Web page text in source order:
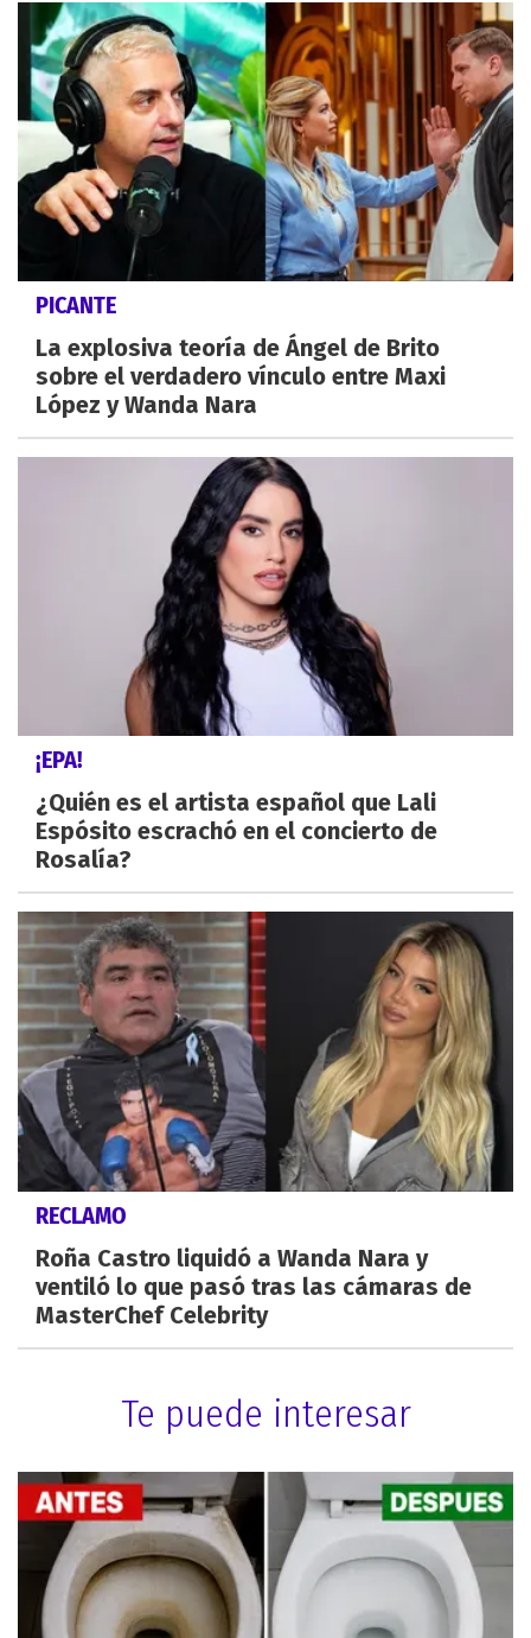
PICANTE
La explosiva teoría de Ángel de Brito
sobre el verdadero vínculo entre Maxi
López y Wanda Nara
¡EPA!
¿Quién es el artista español que Lali
Espósito escrachó en el concierto de
Rosalía?
RECLAMO
Roña Castro liquidó a Wanda Nara y
ventiló lo que pasó tras las cámaras de
MasterChef Celebrity
Te puede interesar